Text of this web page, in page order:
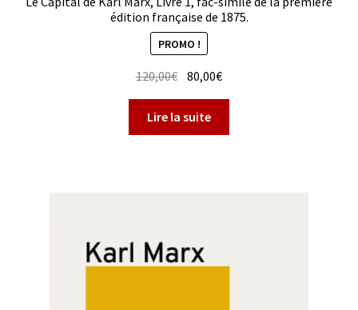
édition française de 1875.
PROMO !
120,00€ Le
prix
initial
était :
80,00€Le
prix
est :
Lire la suite